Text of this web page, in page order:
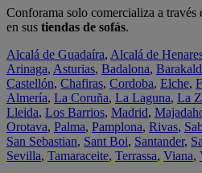
Conforama solo comercializa a través
en sus tiendas de sofás.
Alcalá de Guadaíra, Alcalá de
Arinaga, Asturias, Badalona,
Castellón, Chafiras, Cordoba, Elche,
Almería, La Coruña, La Laguna, La
Lleida, Los Barrios, Madrid,
Orotava, Palma, Pamplona, Rivas,
San Sebastian, Sant Boi, Santander,
Sevilla, Tamaraceite, Terrassa, Viana,